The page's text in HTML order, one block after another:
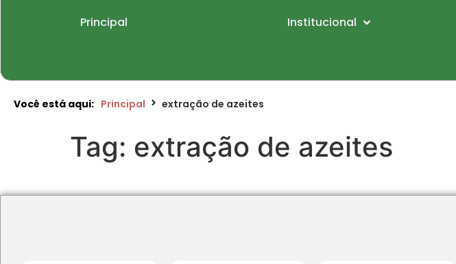
Principal Institucional
Você está aqui: Principal extração de azeites
Tag: extração de azeites